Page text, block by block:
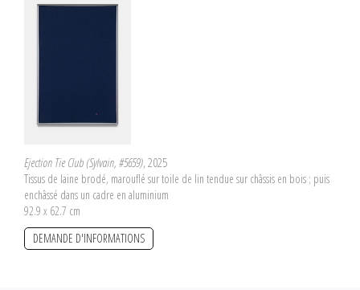
Ejection Tie Club (Sylvain, #5659), 2025
Tissus de laine brodé, marouflé sur toile de lin tendue sur châssis en bois ; puis
enchâssé dans un cadre en aluminium
92.9 x 62.7 cm
DEMANDE D'INFORMATIONS